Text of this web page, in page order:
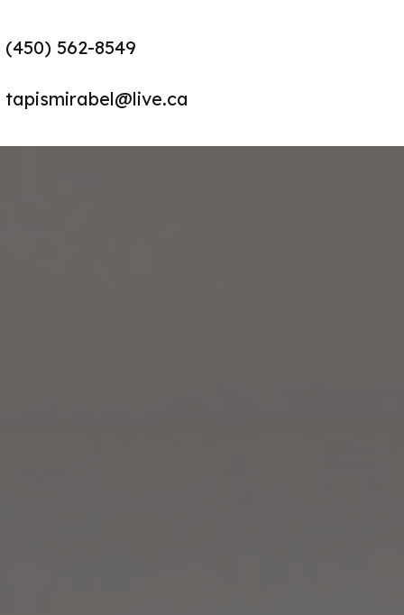
(450) 562-8549
tapismirabel@live.ca